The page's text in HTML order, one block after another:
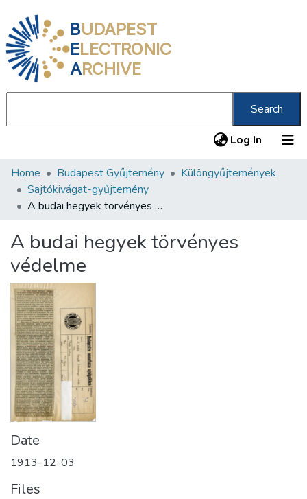
BUDAPEST
ELECTRONIC
ARCHIVE
Search
Log In (current)
Communities & Collections
All of DSpace
About us
Home Budapest Gyűjtemény
Különgyűjtemények
Sajtókivágat-gyűjtemény
A budai hegyek törvényes védelme
A budai hegyek törvényes
védelme
Date
1913-12-03
Files